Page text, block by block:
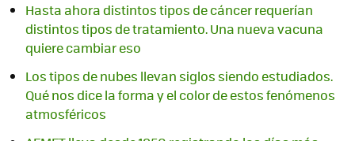
Hasta ahora distintos tipos de cáncer requerían
distintos tipos de tratamiento. Una nueva vacuna
quiere cambiar eso
Los tipos de nubes llevan siglos siendo estudiados.
Qué nos dice la forma y el color de estos fenómenos
atmosféricos